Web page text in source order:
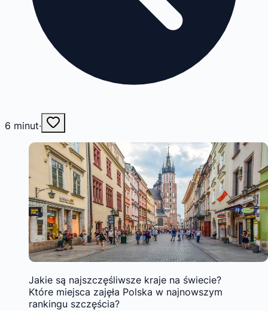
6 minut·
Jakie są najszczęśliwsze kraje na świecie?
Które miejsca zajęła Polska w najnowszym
rankingu szczęścia?